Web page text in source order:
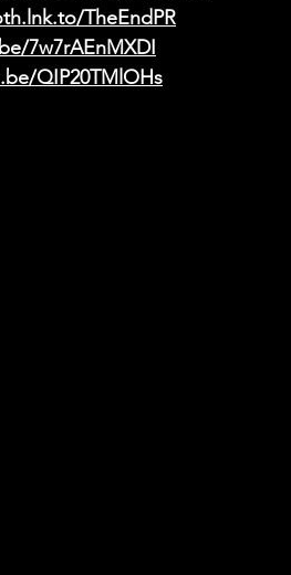
TheEndPR
7w7rAEnMXDI
QIP20TMlOHs